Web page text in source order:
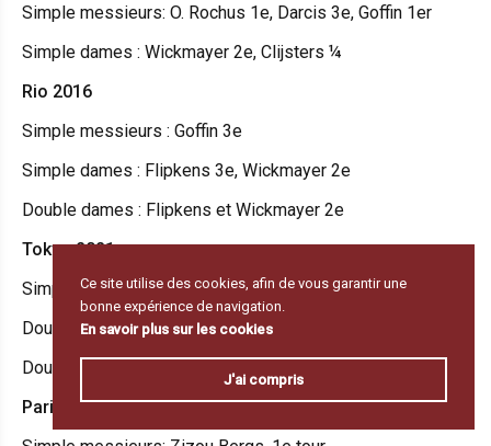
Simple messieurs: O. Rochus 1e, Darcis 3e, Goffin 1er
Simple dames : Wickmayer 2e, Clijsters ¼
Rio 2016
Simple messieurs : Goffin 3e
Simple dames : Flipkens 3e, Wickmayer 2e
Double dames : Flipkens et Wickmayer 2e
Tokyo 2021
Simple dames: Mertens 1er, Van Uytvanck 3e
Double messieurs: Gille et Vliegen 1er
Double dames : Mertens et Van Uytvanck 1er
Paris 2024
Ce site utilise des cookies, afin de vous garantir une
bonne expérience de navigation.
En savoir plus sur les cookies
J'ai compris